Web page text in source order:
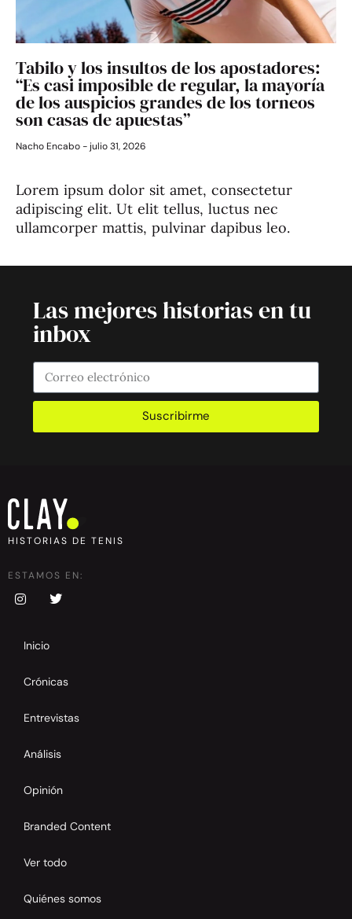
Tabilo y los insultos de los apostadores:
“Es casi imposible de regular, la mayoría
de los auspicios grandes de los torneos
son casas de apuestas”
Nacho Encabo julio 31, 2026
Lorem ipsum dolor sit amet, consectetur
adipiscing elit. Ut elit tellus, luctus nec
ullamcorper mattis, pulvinar dapibus leo.
Las mejores historias en tu
inbox
Suscribirme
HISTORIAS DE TENIS
ESTAMOS EN:
Inicio
Crónicas
Entrevistas
Análisis
Opinión
Branded Content
Ver todo
Quiénes somos